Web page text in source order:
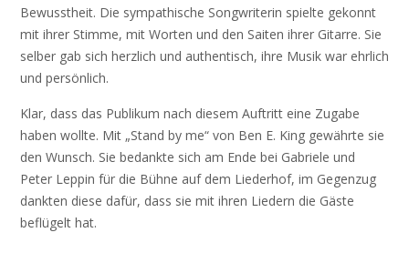
Bewusstheit. Die sympathische Songwriterin spielte gekonnt
mit ihrer Stimme, mit Worten und den Saiten ihrer Gitarre. Sie
selber gab sich herzlich und authentisch, ihre Musik war ehrlich
und persönlich.
Klar, dass das Publikum nach diesem Auftritt eine Zugabe
haben wollte. Mit „Stand by me“ von Ben E. King gewährte sie
den Wunsch. Sie bedankte sich am Ende bei Gabriele und
Peter Leppin für die Bühne auf dem Liederhof, im Gegenzug
dankten diese dafür, dass sie mit ihren Liedern die Gäste
beflügelt hat.